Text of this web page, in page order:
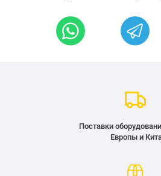
Поставки
Европы и